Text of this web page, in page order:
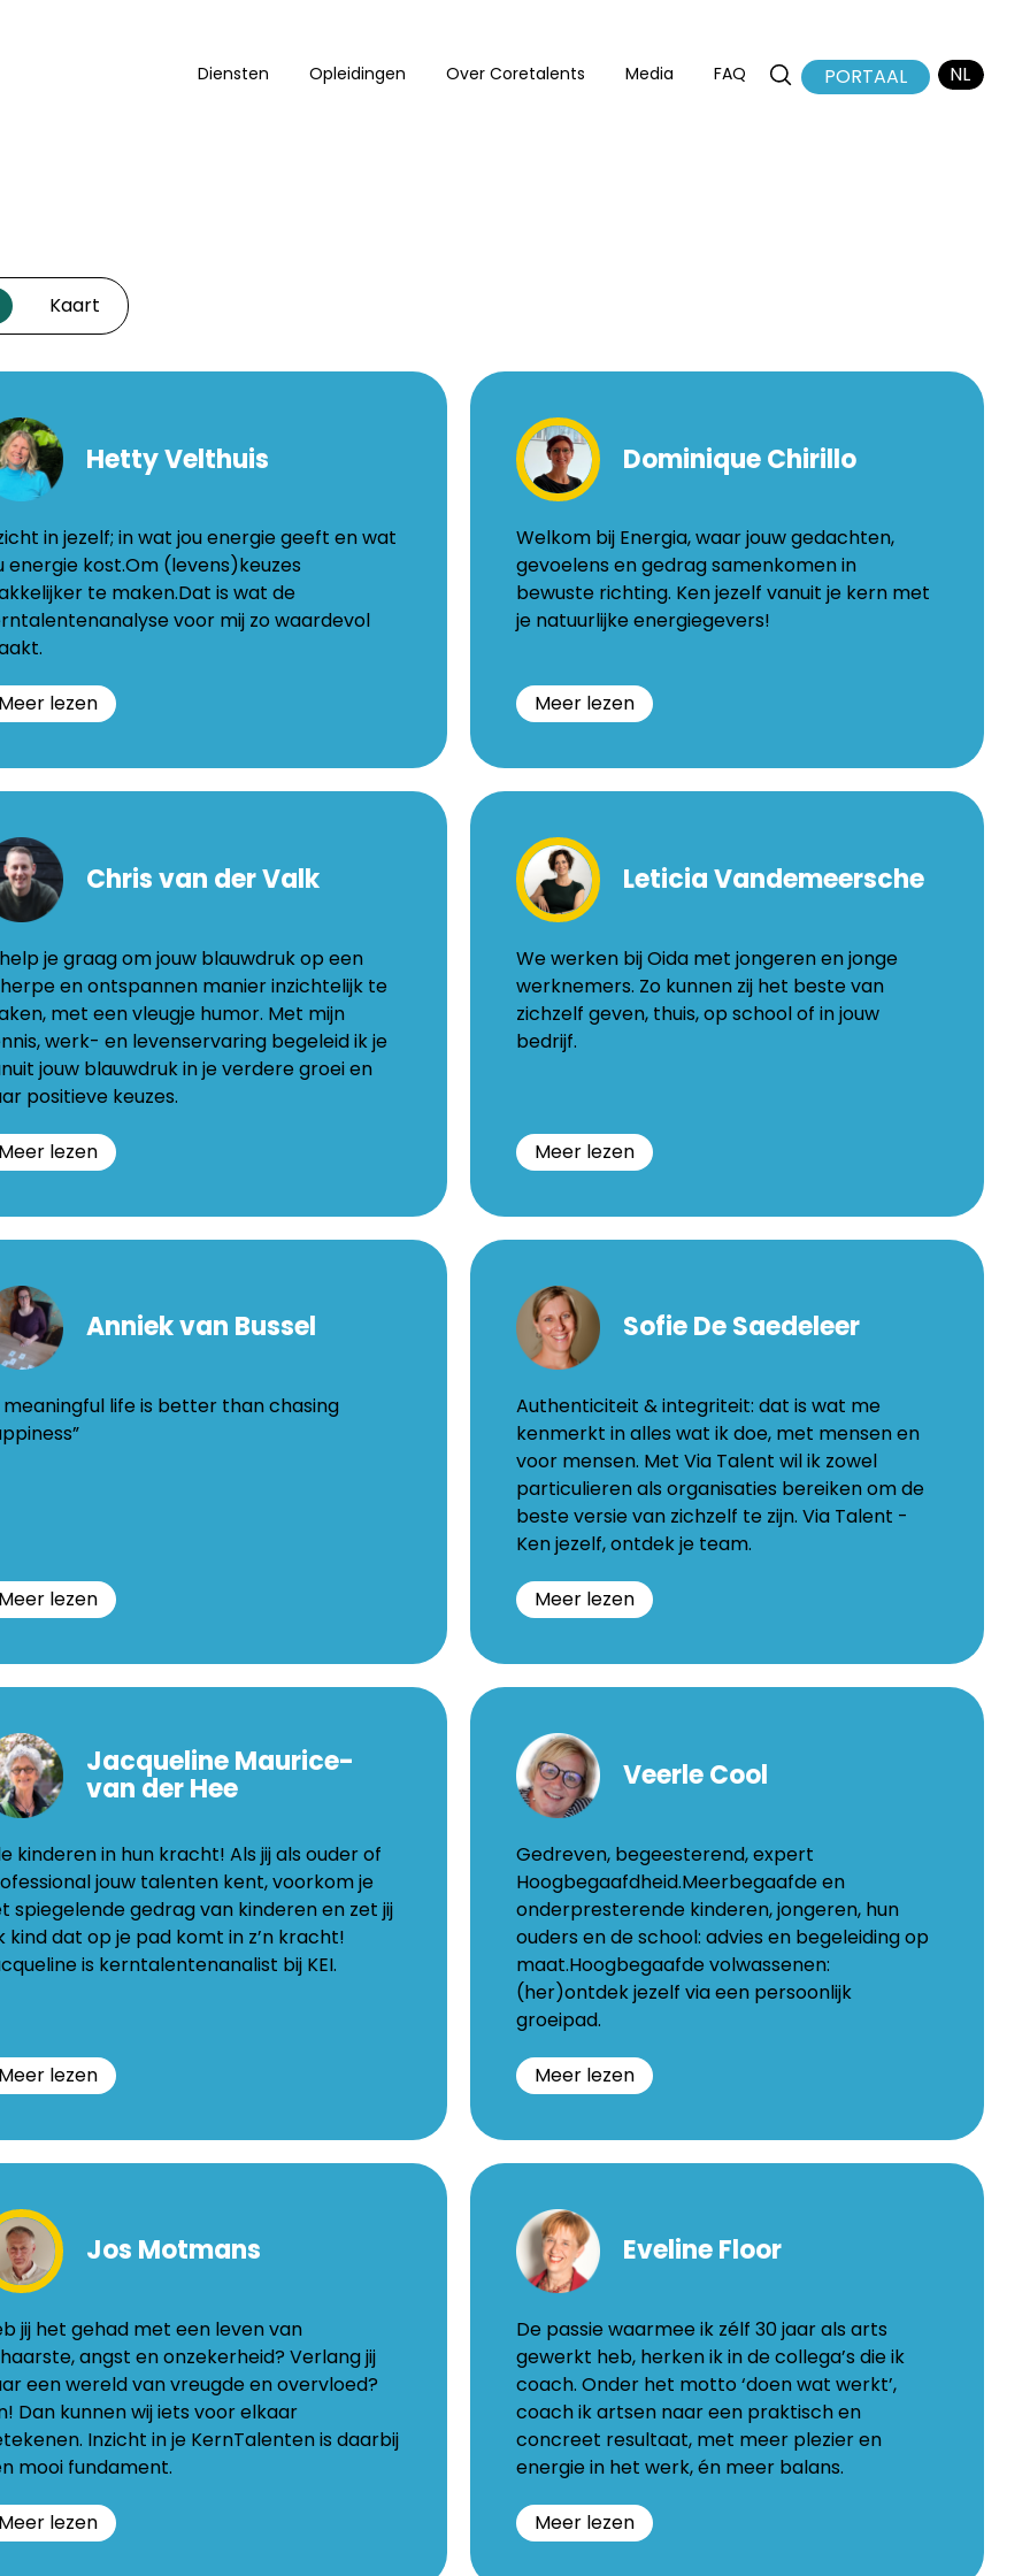
Diensten Opleidingen Over Coretalents Media FAQ
PORTAAL
NL
Kaart
Hetty Velthuis
in jezelf; in wat jou energie geeft en wat
energie kost.Om (levens)keuzes
te maken.Dat is wat de
voor mij zo waardevol
Meer lezen
Dominique Chirillo
Welkom bij Energia, waar jouw gedachten,
gevoelens en gedrag samenkomen in
bewuste richting. Ken jezelf vanuit je kern met
je natuurlijke energiegevers!
Meer lezen
Dominique
Chirillo
Bosbesstraat
Westerlo
www.ener-
gia.be
Chris van der Valk
je graag om jouw blauwdruk op een
en ontspannen manier inzichtelijk te
met een vleugje humor. Met mijn
werk- en levenservaring begeleid ik je
jouw blauwdruk in je verdere groei en
positieve keuzes.
Meer lezen
Leticia Vandemeersche
We werken bij Oida met jongeren en jonge
werknemers. Zo kunnen zij het beste van
zichzelf geven, thuis, op school of in jouw
bedrijf.
Meer lezen
Leticia
Vandemeersche
Edingsesteenweg
Denderwindeke
www.oida.be
Anniek van Bussel
meaningful life is better than chasing
Meer lezen
Sofie De Saedeleer
Authenticiteit & integriteit: dat is wat me
kenmerkt in alles wat ik doe, met mensen en
voor mensen. Met Via Talent wil ik zowel
particulieren als organisaties bereiken om de
beste versie van zichzelf te zijn. Via Talent -
Ken jezelf, ontdek je team.
Meer lezen
Sofie
De
Saedeleer
Grensstraat
Laakdal
www.viatalent.be
Jacqueline Maurice-
van der Hee
kinderen in hun kracht! Als jij als ouder of
jouw talenten kent, voorkom je
spiegelende gedrag van kinderen en zet jij
kind dat op je pad komt in z’n kracht!
is kerntalentenanalist bij KEI.
Meer lezen
Veerle Cool
Gedreven, begeesterend, expert
Hoogbegaafdheid.Meerbegaafde en
onderpresterende kinderen, jongeren, hun
ouders en de school: advies en begeleiding op
maat.Hoogbegaafde volwassenen:
(her)ontdek jezelf via een persoonlijk
groeipad.
Meer lezen
Veerle
Cool
Warande
Buggenhout
www.morecoaching.be
Jos Motmans
jij het gehad met een leven van
angst en onzekerheid? Verlang jij
een wereld van vreugde en overvloed?
Dan kunnen wij iets voor elkaar
Inzicht in je KernTalenten is daarbij
mooi fundament.
Meer lezen
Eveline Floor
De passie waarmee ik zélf 30 jaar als arts
gewerkt heb, herken ik in de collega’s die ik
coach. Onder het motto ‘doen wat werkt’,
coach ik artsen naar een praktisch en
concreet resultaat, met meer plezier en
energie in het werk, én meer balans.
Meer lezen